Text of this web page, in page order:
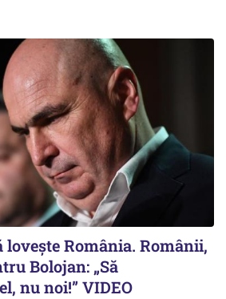
lovește România. Românii,
Bolojan: „Să
nu noi!” VIDEO